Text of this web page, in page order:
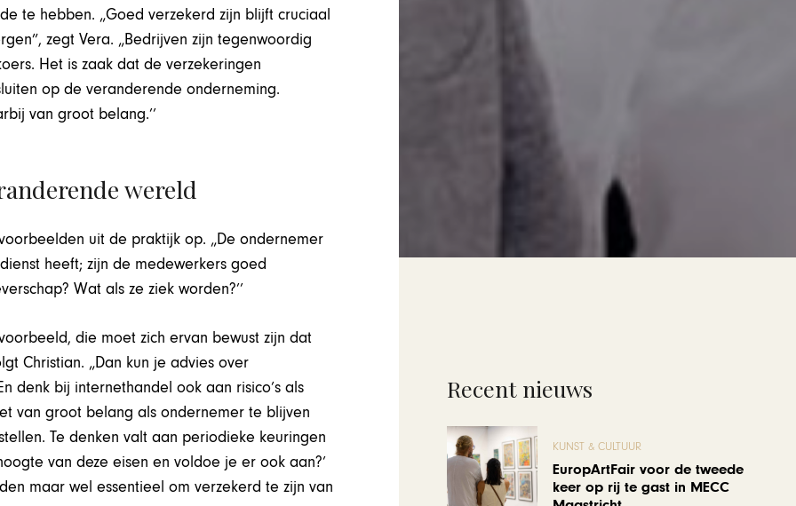
te hebben. „Goed verzekerd zijn blijft cruciaal
zegt Vera. „Bedrijven zijn tegenwoordig
Het is zaak dat de verzekeringen
op de veranderende onderneming.
van groot belang.’’
wereld
uit de praktijk op. „De ondernemer
heeft; zijn de medewerkers goed
Wat als ze ziek worden?’’
die moet zich ervan bewust zijn dat
Christian. „Dan kun je advies over
denk bij internethandel ook aan risico’s als
van groot belang als ondernemer te blijven
Te denken valt aan periodieke keuringen
van deze eisen en voldoe je er ook aan?’
maar wel essentieel om verzekerd te zijn van
Recent nieuws
KUNST & CULTUUR
EuropArtFair voor de tweede
keer op rij te gast in MECC